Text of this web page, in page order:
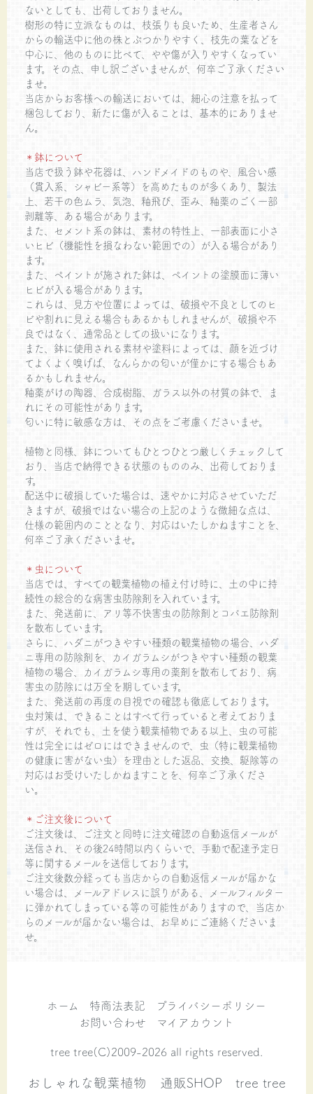
ないとしても、出荷しておりません。
樹形の特に立派なものは、枝張りも良いため、生産者さん
からの輸送中に他の株とぶつかりやすく、枝先の葉などを
中心に、他のものに比べて、やや傷が入りやすくなってい
ます。その点、申し訳ございませんが、何卒ご了承ください
ませ。
当店からお客様への輸送においては、細心の注意を払って
梱包しており、新たに傷が入ることは、基本的にありませ
ん。
＊鉢について
当店で扱う鉢や花器は、ハンドメイドのものや、風合い感
（貫入系、シャビー系等）を高めたものが多くあり、製法
上、若干の色ムラ、気泡、釉飛び、歪み、釉薬のごく一部
剥離等、ある場合があります。
また、セメント系の鉢は、素材の特性上、一部表面に小さ
いヒビ（機能性を損なわない範囲での）が入る場合があり
ます。
また、ペイントが施された鉢は、ペイントの塗膜面に薄い
ヒビが入る場合があります。
これらは、見方や位置によっては、破損や不良としてのヒ
ビや割れに見える場合もあるかもしれませんが、破損や不
良ではなく、通常品としての扱いになります。
また、鉢に使用される素材や塗料によっては、顔を近づけ
てよくよく嗅げば、なんらかの匂いが僅かにする場合もあ
るかもしれません。
釉薬がけの陶器、合成樹脂、ガラス以外の材質の鉢で、ま
れにその可能性があります。
匂いに特に敏感な方は、その点をご考慮くださいませ。
植物と同様、鉢についてもひとつひとつ厳しくチェックして
おり、当店で納得できる状態のもののみ、出荷しておりま
す。
配送中に破損していた場合は、速やかに対応させていただ
きますが、破損ではない場合の上記のような微細な点は、
仕様の範囲内のこととなり、対応はいたしかねますことを、
何卒ご了承くださいませ。
＊虫について
当店では、すべての観葉植物の植え付け時に、土の中に持
続性の総合的な病害虫防除剤を入れています。
また、発送前に、アリ等不快害虫の防除剤とコバエ防除剤
を散布しています。
さらに、ハダニがつきやすい種類の観葉植物の場合、ハダ
ニ専用の防除剤を、カイガラムシがつきやすい種類の観葉
植物の場合、カイガラムシ専用の薬剤を散布しており、病
害虫の防除には万全を期しています。
また、発送前の再度の目視での確認も徹底しております。
虫対策は、できることはすべて行っていると考えておりま
すが、それでも、土を使う観葉植物である以上、虫の可能
性は完全にはゼロにはできませんので、虫（特に観葉植物
の健康に害がない虫）を理由とした返品、交換、駆除等の
対応はお受けいたしかねますことを、何卒ご了承くださ
い。
＊ご注文後について
ご注文後は、ご注文と同時に注文確認の自動返信メールが
送信され、その後24時間以内くらいで、手動で配達予定日
等に関するメールを送信しております。
ご注文後数分経っても当店からの自動返信メールが届かな
い場合は、メールアドレスに誤りがある、メールフィルター
に弾かれてしまっている等の可能性がありますので、当店か
らのメールが届かない場合は、お早めにご連絡くださいま
せ。
ホーム 特商法表記
プライバシーポリシー
お問い合わせ
マイアカウント
tree tree(C)2009-2026 all rights reserved.
おしゃれな観葉植物 通販SHOP tree tree